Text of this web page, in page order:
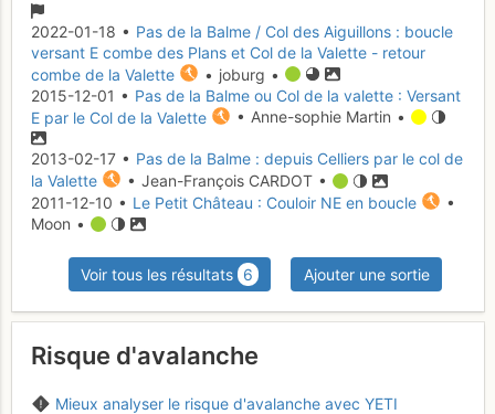
2022-01-18 • Pas de la Balme / Col des Aiguillons : boucle
versant E combe des Plans et Col de la Valette - retour
combe de la Valette
• joburg •
2015-12-01 • Pas de la Balme ou Col de la valette : Versant
E par le Col de la Valette
• Anne-sophie Martin •
2013-02-17 • Pas de la Balme : depuis Celliers par le col de
la Valette
• Jean-François CARDOT •
2011-12-10 • Le Petit Château : Couloir NE en boucle
•
Moon •
Voir tous les résultats 6 Ajouter une sortie
Risque d'avalanche
Mieux analyser le risque d'avalanche avec YETI